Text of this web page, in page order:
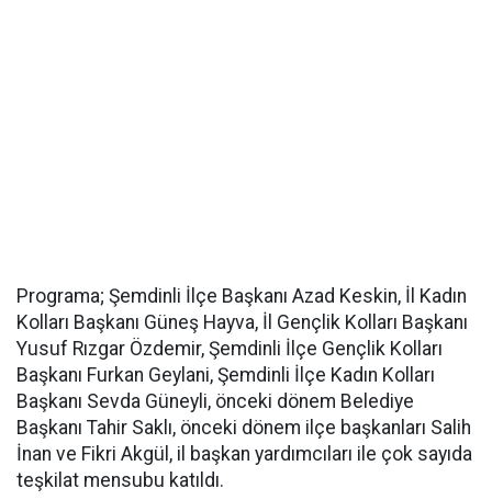
Programa; Şemdinli İlçe Başkanı Azad Keskin, İl Kadın
Kolları Başkanı Güneş Hayva, İl Gençlik Kolları Başkanı
Yusuf Rızgar Özdemir, Şemdinli İlçe Gençlik Kolları
Başkanı Furkan Geylani, Şemdinli İlçe Kadın Kolları
Başkanı Sevda Güneyli, önceki dönem Belediye
Başkanı Tahir Saklı, önceki dönem ilçe başkanları Salih
İnan ve Fikri Akgül, il başkan yardımcıları ile çok sayıda
teşkilat mensubu katıldı.